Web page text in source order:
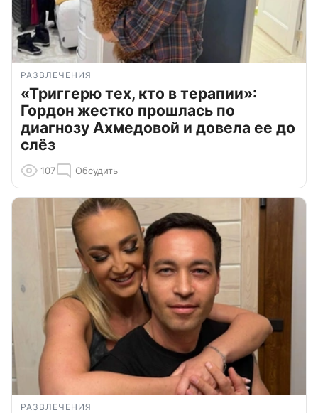
РАЗВЛЕЧЕНИЯ
«Триггерю тех, кто в терапии»:
Гордон жестко прошлась по
диагнозу Ахмедовой и довела ее до
слёз
107 Обсудить
РАЗВЛЕЧЕНИЯ